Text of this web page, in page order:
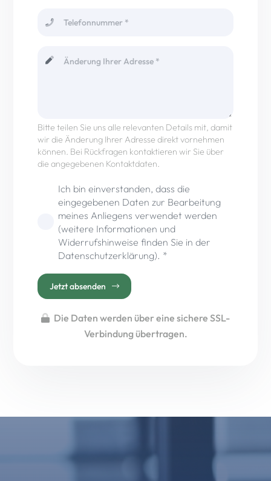
Bitte teilen Sie uns alle relevanten Details mit, damit
wir die Änderung Ihrer Adresse direkt vornehmen
können. Bei Rückfragen kontaktieren wir Sie über
die angegebenen Kontaktdaten.
Ich bin einverstanden, dass die
eingegebenen Daten zur Bearbeitung
meines Anliegens verwendet werden
(weitere Informationen und
Widerrufshinweise finden Sie in der
Datenschutzerklärung). *
Jetzt absenden
Die Daten werden über eine sichere SSL-
Verbindung übertragen.